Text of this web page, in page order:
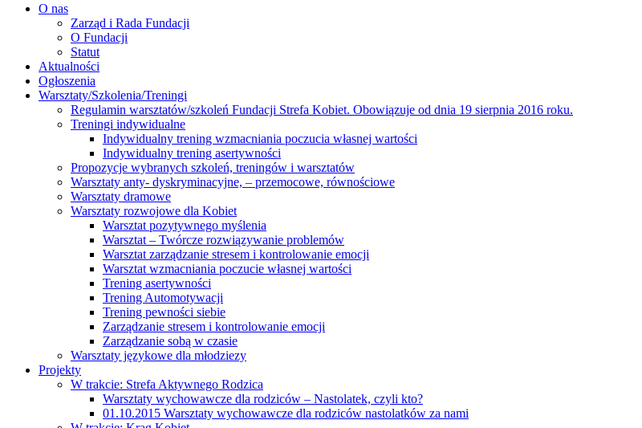
O nas
Zarząd i Rada Fundacji
O Fundacji
Statut
Aktualności
Ogłoszenia
Warsztaty/Szkolenia/Treningi
Regulamin warsztatów/szkoleń Fundacji Strefa Kobiet. Obowiązuje od dnia 19 sierpnia 2016 roku.
Treningi indywidualne
Indywidualny trening wzmacniania poczucia własnej wartości
Indywidualny trening asertywności
Propozycje wybranych szkoleń, treningów i warsztatów
Warsztaty anty- dyskryminacyjne, – przemocowe, równościowe
Warsztaty dramowe
Warsztaty rozwojowe dla Kobiet
Warsztat pozytywnego myślenia
Warsztat – Twórcze rozwiązywanie problemów
Warsztat zarządzanie stresem i kontrolowanie emocji
Warsztat wzmacniania poczucie własnej wartości
Trening asertywności
Trening Automotywacji
Trening pewności siebie
Zarządzanie stresem i kontrolowanie emocji
Zarządzanie sobą w czasie
Warsztaty językowe dla młodziezy
Projekty
W trakcie: Strefa Aktywnego Rodzica
Warsztaty wychowawcze dla rodziców – Nastolatek, czyli kto?
01.10.2015 Warsztaty wychowawcze dla rodziców nastolatków za nami